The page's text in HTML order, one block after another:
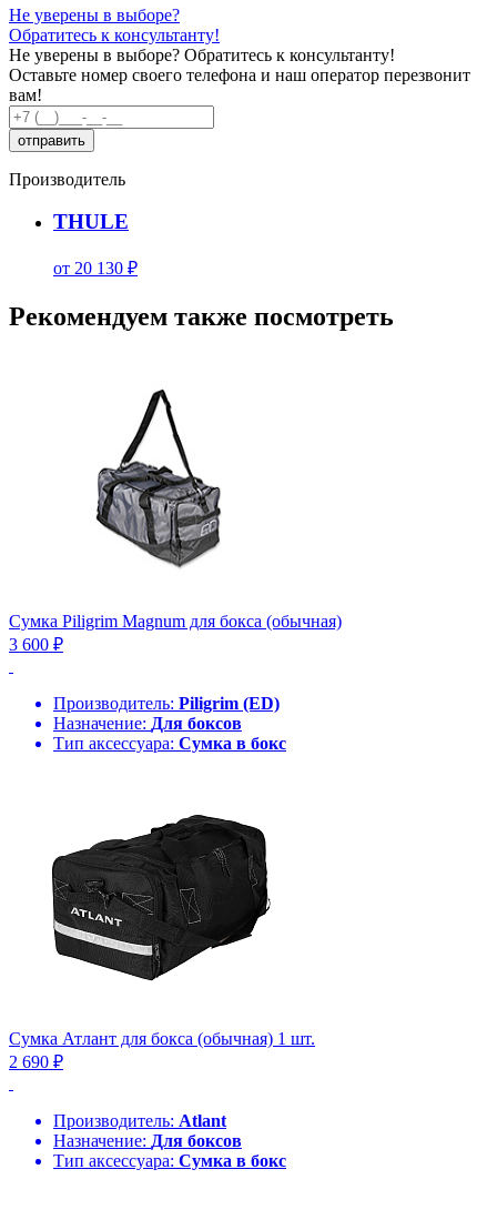
Не уверены в выборе?
Обратитесь к консультанту!
Не уверены в выборе? Обратитесь к консультанту!
Оставьте номер своего телефона и наш оператор перезвонит
вам!
Производитель
THULE
от 20 130 ₽
Рекомендуем также посмотреть
Сумка Piligrim Magnum для бокса (обычная)
3 600 ₽
Производитель: Piligrim (ED)
Назначение: Для боксов
Тип аксессуара: Сумка в бокс
Сумка Атлант для бокса (обычная) 1 шт.
2 690 ₽
Производитель: Atlant
Назначение: Для боксов
Тип аксессуара: Сумка в бокс